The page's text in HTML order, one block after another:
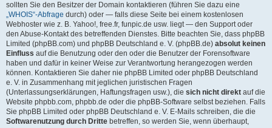
sollten Sie den Besitzer der Domain kontaktieren (führen Sie dazu eine
„WHOIS“-Abfrage durch) oder — falls diese Seite bei einem kostenlosen
Webhoster wie z. B. Yahoo!, free.fr, funpic.de usw. liegt — den Support oder
den Abuse-Kontakt des betreffenden Dienstes. Bitte beachten Sie, dass phpBB
Limited (phpBB.com) und phpBB Deutschland e. V. (phpBB.de) absolut keinen
Einfluss auf die Benutzung oder den oder die Benutzer der Forensoftware
haben und dafür in keiner Weise zur Verantwortung herangezogen werden
können. Kontaktieren Sie daher nie phpBB Limited oder phpBB Deutschland
e. V. in Zusammenhang mit jeglichen juristischen Fragen
(Unterlassungserklärungen, Haftungsfragen usw.), die sich nicht direkt auf die
Website phpbb.com, phpbb.de oder die phpBB-Software selbst beziehen. Falls
Sie phpBB Limited oder phpBB Deutschland e. V. E-Mails schreiben, die die
Softwarenutzung durch Dritte betreffen, so werden Sie, wenn überhaupt,